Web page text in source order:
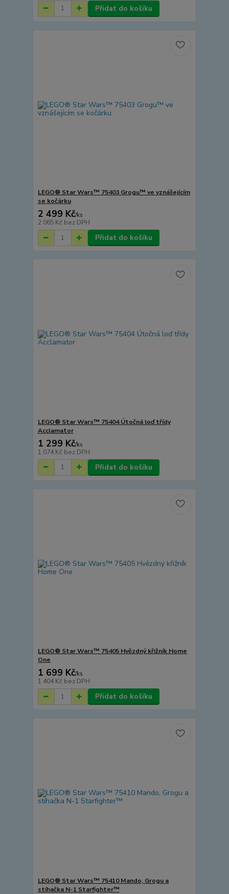
Přidat do košíku
LEGO® Star Wars™ 75403 Grogu™ ve vznášejícím
se kočárku
2 499 Kč/ks
2 065 Kč bez DPH
Přidat do košíku
LEGO® Star Wars™ 75404 Útočná loď třídy
Acclamator
1 299 Kč/ks
1 074 Kč bez DPH
Přidat do košíku
LEGO® Star Wars™ 75405 Hvězdný křižník Home
One
1 699 Kč/ks
1 404 Kč bez DPH
Přidat do košíku
LEGO® Star Wars™ 75410 Mando, Grogu a
stíhačka N-1 Starfighter™